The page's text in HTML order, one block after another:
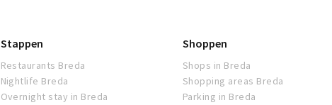
Stappen
Restaurants Breda
Nightlife Breda
Overnight stay in Breda
Shoppen
Shops in Breda
Shopping areas Breda
Parking in Breda